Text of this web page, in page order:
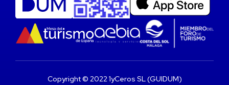
Copyright © 2022 1yCeros SL (GUIDUM)